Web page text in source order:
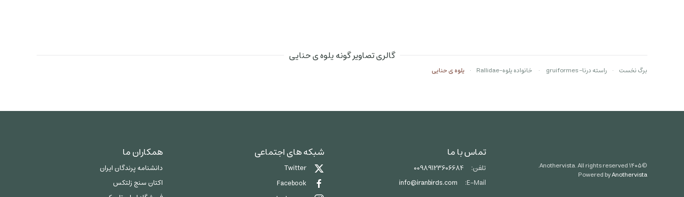
گالری تصاویر گونه یلوه ی حنایی
برگ نخست راسته درنا- gruiformes خانواده یلوه‌-Rallidae یلوه ی حنایی
©۱۴۰۵
Powered byAnothervista
تماس با ما
تلفن:
00989123606684
E-Mail:
info@iranbirds.com
شبکه های اجتماعی
Twitter
Facebook
همکاران ما
دانشنامه پرندگان ایران
اکتان سنج زلتکس